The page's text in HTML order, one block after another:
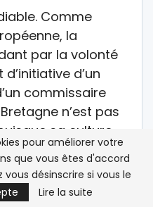
Comme
la
par la volonté
d’un
commissaire
n’est pas
sa culture
guère de celle
possède avec
entreprise de
pour améliorer votre
que vous êtes d'accord
désinscrire si vous le
Lire la suite